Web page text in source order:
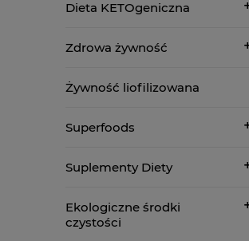
Dieta KETOgeniczna
Zdrowa żywność
Żywność liofilizowana
Superfoods
Suplementy Diety
Ekologiczne środki
czystości